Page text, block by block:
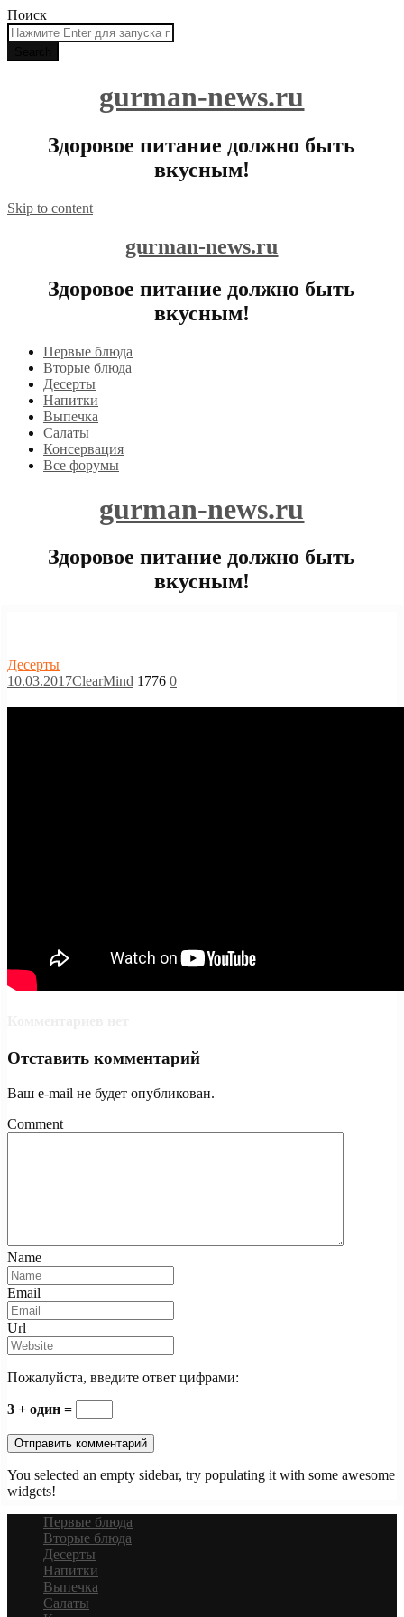
Поиск
gurman-news.ru
Здоровое питание должно быть
вкусным!
Skip to content
gurman-news.ru
Здоровое питание должно быть
вкусным!
Первые блюда
Вторые блюда
Десерты
Напитки
Выпечка
Салаты
Консервация
Все форумы
gurman-news.ru
Здоровое питание должно быть
вкусным!
Десерты
10.03.2017ClearMind 1776 0
Отставить комментарий
Ваш e-mail не будет опубликован.
Comment
Name
Email
Url
Пожалуйста, введите ответ цифрами:
3 + один =
You selected an empty sidebar, try populating it with some awesome
widgets!
Первые блюда
Вторые блюда
Десерты
Напитки
Выпечка
Салаты